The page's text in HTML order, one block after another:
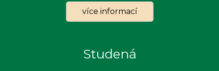
více informací
Studená